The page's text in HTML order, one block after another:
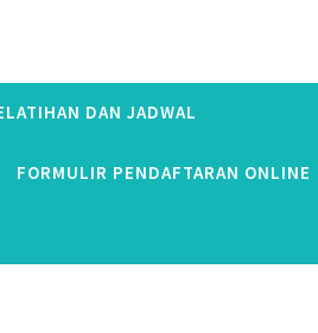
DAN JADWAL
FORMULIR PENDAFTARAN ONLINE